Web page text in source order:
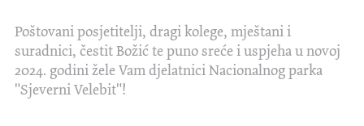
Poštovani posjetitelji, dragi kolege, mještani i
suradnici, čestit Božić te puno sreće i uspjeha u novoj
2024. godini žele Vam djelatnici Nacionalnog parka
"Sjeverni Velebit"!